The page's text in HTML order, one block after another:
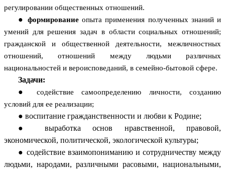
регулировании общественных отношений.
формированиеопыта применения полученных знаний и
умений для решения задач в области социальных отношений;
гражданской и общественной деятельности, межличностных
отношений, отношений между людьми различных
национальностей и вероисповеданий, в семейно-бытовой сфере.
Задачи:
содействие самоопределению личности, созданию
условий для ее реализации;
воспитание гражданственности и любви к Родине;
выработка основ нравственной, правовой,
экономической, политической, экологической культуры;
содействие взаимопониманию и сотрудничеству между
людьми, народами, различными расовыми, национальными,